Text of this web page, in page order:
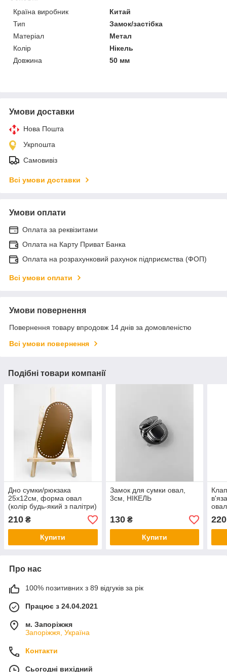
Країна виробник
Китай
Тип
Замок/застібка
Матеріал
Метал
Колір
Нікель
Довжина
50 мм
Умови доставки
Нова Пошта
Укрпошта
Самовивіз
Всі умови доставки
Умови оплати
Оплата за реквізитами
Оплата на Карту Приват Банка
Оплата на розрахунковий рахунок підприємства (ФОП)
Всі умови оплати
Умови повернення
Повернення товару впродовж 14 днів за домовленістю
Всі умови повернення
Подібні товари компанії
Дно сумки/рюкзака
25х12см, форма овал
(колір будь-який з палітри)
210 ₴
Купити
Замок для сумки овал,
3см, НІКЕЛЬ
130₴
Купити
220
Про нас
100% позитивних з 89 відгуків за рік
Працює з 24.04.2021
м. Запоріжжя
Запоріжжя, Україна
Контакти
Сьогодні вихідний